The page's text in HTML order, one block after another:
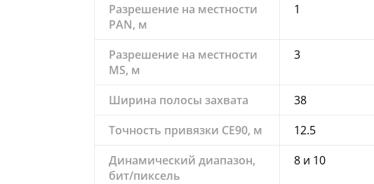
Разрешение на местности
PAN, м
1
Разрешение на местности
MS, м
3
Ширина полосы захвата 38
Точность привязки CE90, м 12.5
Динамический диапазон,
бит/пиксель
8 и 10